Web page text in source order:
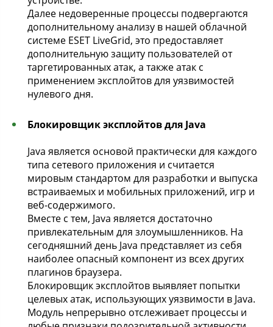
Далее недоверенные процессы подвергаются
дополнительному анализу в нашей облачной
системе ESET LiveGrid, это предоставляет
дополнительную защиту пользователей от
таргетированных атак, а также атак с
применением эксплойтов для уязвимостей
нулевого дня.
Блокировщик эксплойтов для Java
Java является основой практически для каждого
типа сетевого приложения и считается
мировым стандартом для разработки и выпуска
встраиваемых и мобильных приложений, игр и
веб-содержимого.
Вместе с тем, Java является достаточно
привлекательным для злоумышленников. На
сегодняшний день Java представляет из себя
наиболее опасный компонент из всех других
плагинов браузера.
Блокировщик эксплойтов выявляет попытки
целевых атак, использующих уязвимости в Java.
Модуль непрерывно отслеживает процессы и